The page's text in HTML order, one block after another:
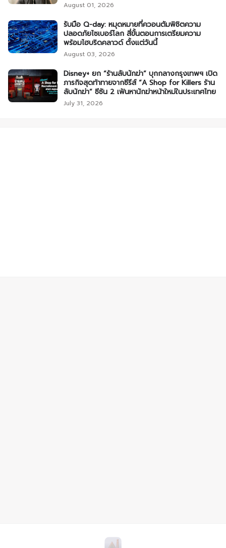
August 01, 2026
รับมือ Q-day: หมุดหมายที่ควอนตัมพิชิตความ
ปลอดภัยไซเบอร์โลก สี่ขั้นตอนการเตรียมความ
พร้อมไฮบริดคลาวด์ ตั้งแต่วันนี้
August 03, 2026
Disney+ ยก “ร้านลับนักฆ่า” บุกกลางกรุงเทพฯ เปิด
ภารกิจสุดท้าทายจากซีรีส์ “A Shop for Killers ร้าน
ลับนักฆ่า” ซีซัน 2 เฟ้นหานักฆ่าหน้าใหม่ในประเทศไทย
July 31, 2026